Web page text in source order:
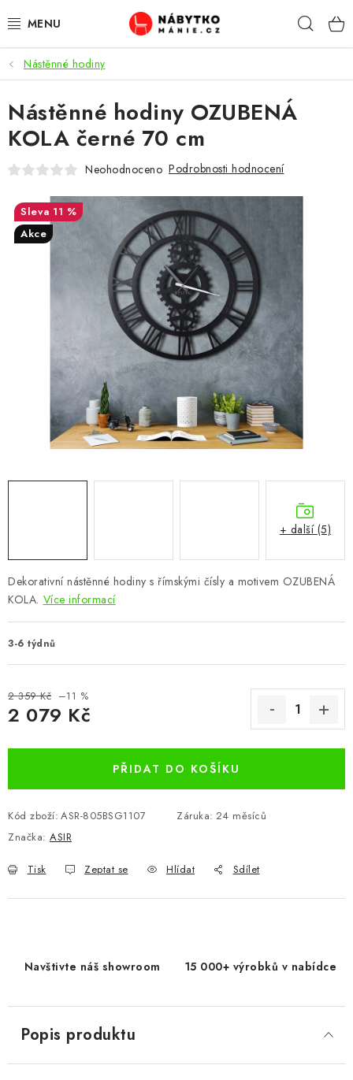
na
OBÝVACÍ POKOJ
KUCHYŇ A JÍDELNA
LOŽNICE
KANCELÁŘ / PRACOVNA
KOUPELNA A WC
CHOVATELSKÉ POTŘEBY
DOPLŇKY A DEKORACE
ZAHRADA
OSTATNÍ
VÝPRODEJ
Vše o nákupu Info
Nástěnné hodiny
Dekorativní nástěnné hodiny s římskými čísly a motivem OZUBENÁ
KOLA. Více informací
3-6 týdnů
2 359 Kč –11 %
2 079 Kč
PŘIDAT DO KOŠÍKU
Kód zboží: ASR-805BSG1107 Záruka: 24 měsíců
Značka: ASIR
Tisk Zeptat se Hlídat Sdílet
Nástěnné hodiny OZUBENÁ
KOLA černé 70 cm
Neohodnoceno Podrobnosti hodnocení
11 %
Akce
+ další (5)
Navštivte náš showroom 15 000+ výrobků v nabídce
Popis produktu